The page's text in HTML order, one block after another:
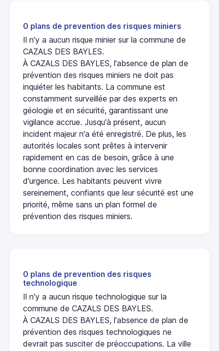
0 plans de prevention des risques miniers
Il n'y a aucun risque minier sur la commune de
CAZALS DES BAYLES.
À CAZALS DES BAYLES, l'absence de plan de
prévention des risques miniers ne doit pas
inquiéter les habitants. La commune est
constamment surveillée par des experts en
géologie et en sécurité, garantissant une
vigilance accrue. Jusqu'à présent, aucun
incident majeur n'a été enregistré. De plus, les
autorités locales sont prêtes à intervenir
rapidement en cas de besoin, grâce à une
bonne coordination avec les services
d'urgence. Les habitants peuvent vivre
sereinement, confiants que leur sécurité est une
priorité, même sans un plan formel de
prévention des risques miniers.
0 plans de prevention des risques
technologique
Il n'y a aucun risque technologique sur la
commune de CAZALS DES BAYLES.
À CAZALS DES BAYLES, l'absence de plan de
prévention des risques technologiques ne
devrait pas susciter de préoccupations. La ville